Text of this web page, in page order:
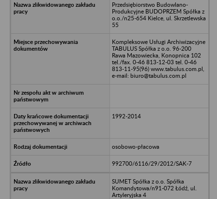
Przedsiębiorstwo Budowlano-
Produkcyjne BUDOPRZEM Spółka z
o.o./n25-654 Kielce, ul. Skrzetlewska
55
Kompleksowe Usługi Archiwizacyjne
TABULUS Spółka z o.o. 96-200
Rawa Mazowiecka, Konopnica 102
tel./fax. 0-46 813-12-03 tel. 0-46
813-11-95(96) www.tabulus.com.pl,
e-mail: biuro@tabulus.com.pl
1992-2014
osobowo-płacowa
992700/6116/29/2012/SAK-7
SUMET Spółka z o.o. Spółka
Komandytowa/n91-072 Łódź, ul.
Artyleryjska 4